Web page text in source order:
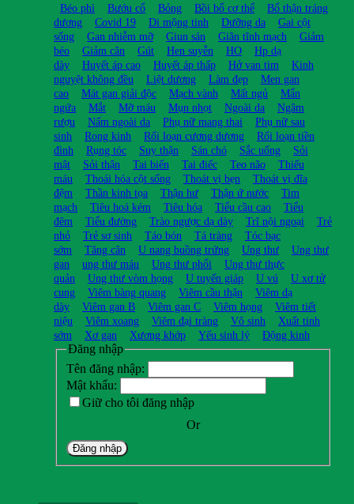
Béo phì Bướu cổ Bỏng Bồi bổ cơ thể
Bổ thận tráng
dương
Covid 19 Di mộng tinh Dưỡng da
Gai cột
sống
Gan nhiễm mỡ Giun sán Giãn tĩnh mạch
Giảm
béo
Giảm cân Gút Hen suyễn HO
Hp dạ
dày
Huyết áp cao Huyết áp thấp Hở van tim
Kinh
nguyệt không đều
Liệt dương Làm đẹp
Men gan
cao
Mát gan giải độc Mạch vành Mất ngủ
Mẩn
ngứa
Mắt Mỡ máu Mụn nhọt Ngoài da
Ngâm
rượu
Nấm ngoài da Phụ nữ mang thai
Phụ nữ sau
sinh
Rong kinh Rối loạn cương dương
Rối loạn tiền
đình
Rụng tóc Suy thận Sán chó Sắc uống
Sỏi
mật
Sỏi thận Tai biến Tai điếc Teo não
Thiếu
máu
Thoái hóa cột sống Thoát vị bẹn
Thoát vị đĩa
đệm
Thần kinh tọa Thận hư Thận ứ nước
Tim
mạch
Tiêu hoá kém Tiêu hóa Tiểu cầu cao
Tiểu
đêm
Tiểu đường Trào ngược dạ dày Trĩ nội ngoại
Trẻ
nhỏ
Trẻ sơ sinh Táo bón Tá tràng
Tóc bạc
sớm
Tăng cân U nang buồng trứng Ung thư
Ung thư
gan
ung thư máu Ung thư phổi
Ung thư thực
quản
Ung thư vòm họng U tuyến giáp U vú
U xơ tử
cung
Viêm bàng quang Viêm cầu thận
Viêm dạ
dày
Viêm gan B Viêm gan C Viêm họng
Viêm tiết
niệu
Viêm xoang Viêm đại tràng Vô sinh
Xuất tinh
sớm
Xơ gan Xương khớp Yếu sinh lý Động kinh
Đăng nhập
Tên đăng nhập:
Mật khẩu:
Giữ cho tôi đăng nhập
Or
Đăng nhập